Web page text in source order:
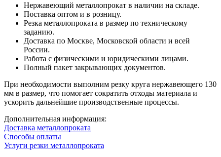
Нержавеющий металлопрокат в наличии на складе.
Поставка оптом и в розницу.
Резка металлопроката в размер по техническому
заданию.
Доставка по Москве, Московской области и всей
России.
Работа с физическими и юридическими лицами.
Полный пакет закрывающих документов.
При необходимости выполним резку круга нержавеющего 130
мм в размер, что помогает сократить отходы материала и
ускорить дальнейшие производственные процессы.
Дополнительная информация:
Доставка металлопроката
Способы оплаты
Услуги резки металлопроката